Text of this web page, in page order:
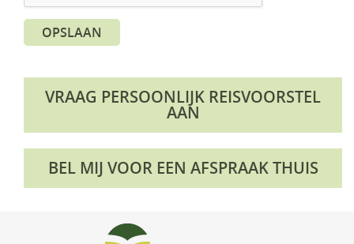
OPSLAAN
VRAAG PERSOONLIJK REISVOORSTEL
AAN
BEL MIJ VOOR EEN AFSPRAAK THUIS